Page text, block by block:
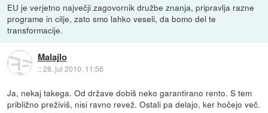
EU je verjetno največji zagovornik družbe znanja, pripravlja razne
programe in cilje, zato smo lahko veseli, da bomo del te
transformacije.
Malajlo
::28. jul 2010, 11:56
Ja, nekaj takega. Od države dobiš neko garantirano rento. S tem
približno preživiš, nisi ravno revež. Ostali pa delajo, ker hočejo več.